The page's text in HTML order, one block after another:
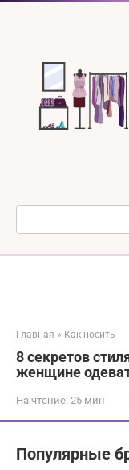
Перейти
Поиск:
Главная » Как носить
8 секретов
женщине
На чтение: 25 мин
Популярные